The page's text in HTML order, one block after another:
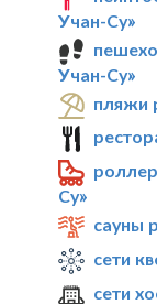
Учан-Су»
Учан-Су»
пляжи
Су»
сауны
сети
сети